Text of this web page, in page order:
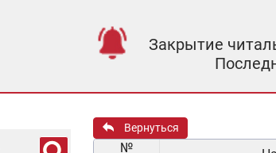
Закрытие
Вернуться
№